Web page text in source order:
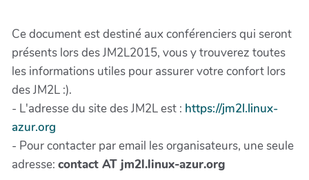
Ce document est destiné aux conférenciers qui seront
présents lors des JM2L2015, vous y trouverez toutes
les informations utiles pour assurer votre confort lors
des JM2L :).
- L'adresse du site des JM2L est : https://jm2l.linux-
azur.org
- Pour contacter par email les organisateurs, une seule
adresse: contact AT jm2l.linux-azur.org